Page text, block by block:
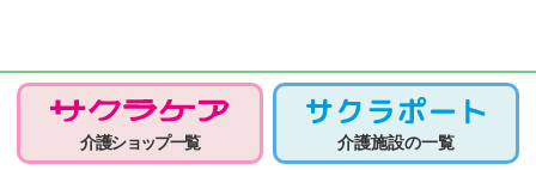
介護ショップ一覧 介護施設の一覧